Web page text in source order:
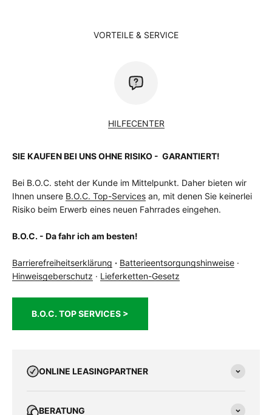
VORTEILE & SERVICE
HILFECENTER
SIE KAUFEN BEI UNS OHNE RISIKO - GARANTIERT!
Bei B.O.C. steht der Kunde im Mittelpunkt. Daher bieten wir
Ihnen unsere B.O.C. Top-Services an, mit denen Sie keinerlei
Risiko beim Erwerb eines neuen Fahrrades eingehen.
B.O.C. - Da fahr ich am besten!
Barrierefreiheitserklärung · Batterieentsorgungshinweise ·
Hinweisgeberschutz · Lieferketten-Gesetz
B.O.C. TOP SERVICES >
ONLINE LEASINGPARTNER
BERATUNG